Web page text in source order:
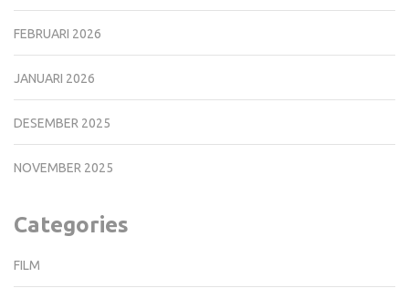
FEBRUARI 2026
JANUARI 2026
DESEMBER 2025
NOVEMBER 2025
Categories
FILM